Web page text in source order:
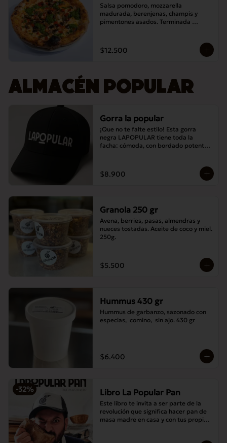
Salsa pomodoro, mozzarella
madurada, berenjenas, champis y
pimentones asados. Terminada
$12.500
ALMACÉN POPULAR
Gorra la popular
¡Que no te falte estilo! Esta gorra
negra LAPOPULAR tiene toda la
facha: cómoda, con bordado potente y
$8.900
Granola 250 gr
Avena, berries, pasas, almendras y
nueces tostadas. Aceite de coco y miel.
250g.
$5.500
Hummus 430 gr
Hummus de garbanzo, sazonado con
especias,  comino,  sin ajo. 430 gr
$6.400
-32% Libro La Popular Pan
Este libro te invita a ser parte de la
revolución que significa hacer pan de
masa madre en casa y con tus propias